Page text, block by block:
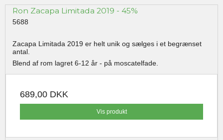
Ron Zacapa Limitada 2019 - 45%
5688
Zacapa Limitada 2019 er helt unik og sælges i et begrænset
antal.
Blend af rom lagret 6-12 år - på moscatelfade.
689,00 DKK
Vis produkt